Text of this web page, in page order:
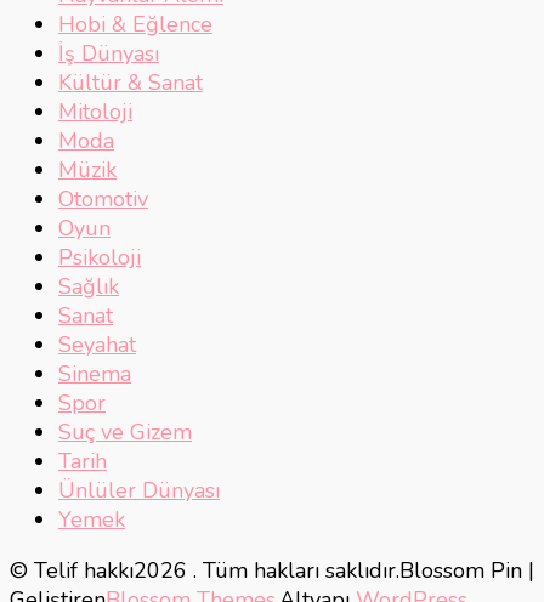
Hobi & Eğlence
İş Dünyası
Kültür & Sanat
Mitoloji
Moda
Müzik
Otomotiv
Oyun
Psikoloji
Sağlık
Sanat
Seyahat
Sinema
Spor
Suç ve Gizem
Tarih
Ünlüler Dünyası
Yemek
© Telif hakkı2026 . Tüm hakları saklıdır.Blossom Pin |